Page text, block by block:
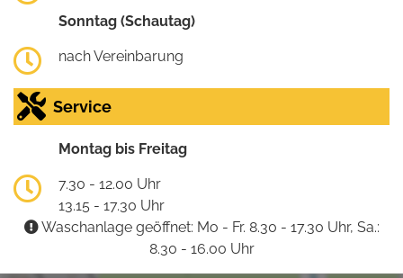
Sonntag (Schautag)
nach Vereinbarung
Service
Montag bis Freitag
7.30 - 12.00 Uhr
13.15 - 17.30 Uhr
Waschanlage geöffnet: Mo - Fr. 8.30 - 17.30 Uhr, Sa.:
8.30 - 16.00 Uhr